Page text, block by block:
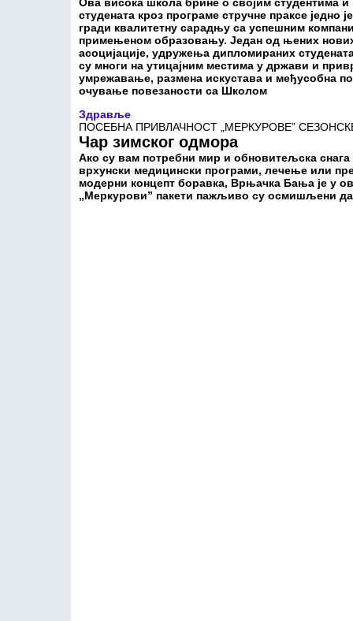
студената кроз програме стручне праксе
гради квалитетну сарадњу са успешним
примењеном образовању. Један од њених
асоцијације, удружења дипломираних
су многи на утицајним местима у држави и
умрежавање, размена искустава и међусобна
очување повезаности са Школом
Здравље
ПОСЕБНА ПРИВЛАЧНОСТ „МЕРКУРОВЕ”
Чар зимског одмора
Ако су вам потребни мир и обновитељска
врхунски медицински програми, лечење или
модерни концепт боравка, Врњачка Бања је у
„Меркурови” пакети пажљиво су осмишљени да